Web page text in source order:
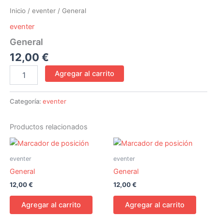
Inicio / eventer / General
eventer
General
12,00 €
Agregar al carrito
Categoría: eventer
Productos relacionados
eventer
General
12,00€
Agregar al carrito
eventer
General
12,00€
Agregar al carrito